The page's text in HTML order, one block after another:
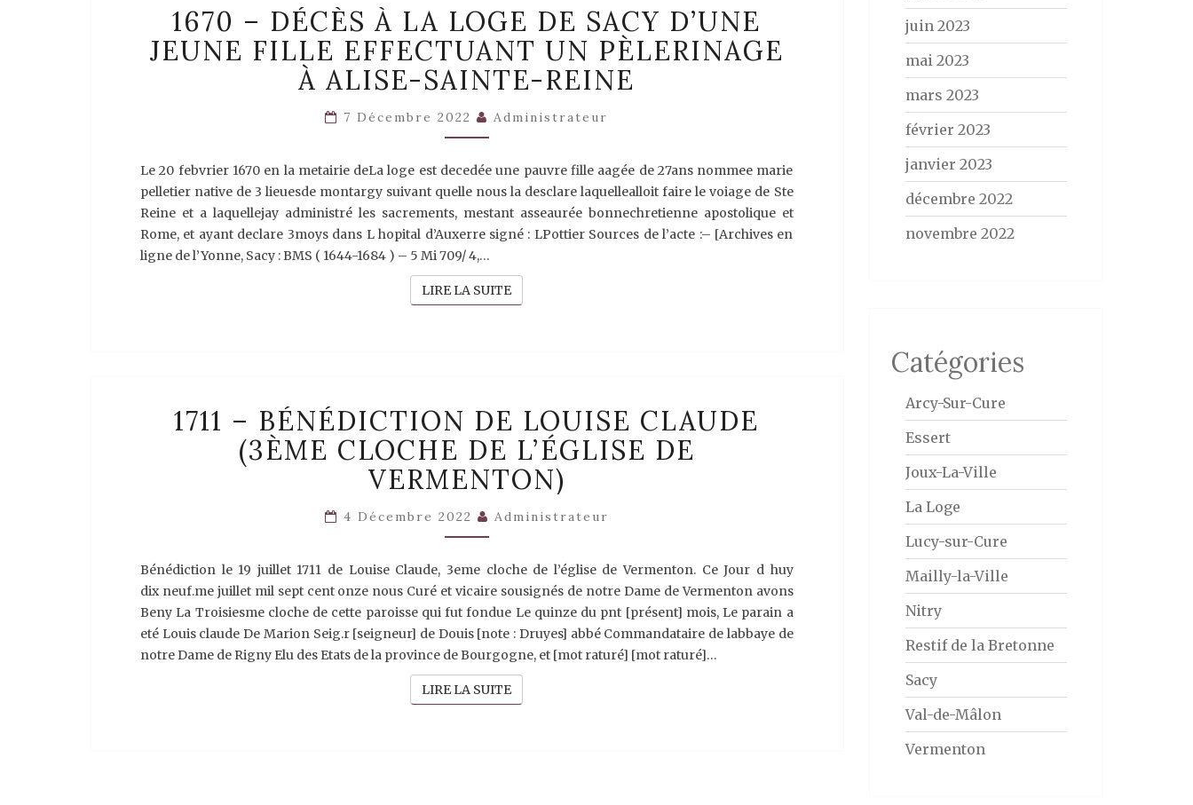
–
DÉCÈS
À
LA
LOGE
SACY
D’UNE
FILLE
EFFECTUANT
UN
PÈLERINAGE
À
ALISE-
SAINTE-
REINE
1670 – DÉCÈS À LA LOGE DE SACY D’UNE
JEUNE FILLE EFFECTUANT UN PÈLERINAGE
À ALISE-SAINTE-REINE
7 Décembre 2022 Administrateur
Le 20 febvrier 1670 en la metairie deLa loge est decedée une pauvre fille aagée de 27ans nommee marie
pelletier native de 3 lieuesde montargy suivant quelle nous la desclare laquellealloit faire le voiage de Ste
Reine et a laquellejay administré les sacrements, mestant asseaurée bonnechretienne apostolique et
Rome, et ayant declare 3moys dans L hopital d’Auxerre signé : LPottier Sources de l’acte :– [Archives en
ligne de l’Yonne, Sacy : BMS ( 1644-1684 ) – 5 Mi 709/ 4,…
LIRE LA SUITELIRE LA SUITE
–
BÉNÉDICTION
DE
LOUISE
CLAUDE
CLOCHE
DE
DE
VERMENTON)
1711 – BÉNÉDICTION DE LOUISE CLAUDE
(3ÈME CLOCHE DE L’ÉGLISE DE
VERMENTON)
4 Décembre 2022 Administrateur
Bénédiction le 19 juillet 1711 de Louise Claude, 3eme cloche de l’église de Vermenton. Ce Jour d huy
dix neuf.me juillet mil sept cent onze nous Curé et vicaire sousignés de notre Dame de Vermenton avons
Beny La Troisiesme cloche de cette paroisse qui fut fondue Le quinze du pnt [présent] mois, Le parain a
eté Louis claude De Marion Seig.r [seigneur] de Douis [note : Druyes] abbé Commandataire de labbaye de
notre Dame de Rigny Elu des Etats de la province de Bourgogne, et [mot raturé] [mot raturé]…
LIRE LA SUITELIRE LA SUITE
juin 2023
mai 2023
mars 2023
février 2023
janvier 2023
décembre 2022
novembre 2022
Catégories
Arcy-Sur-Cure
Essert
Joux-La-Ville
La Loge
Lucy-sur-Cure
Mailly-la-Ville
Nitry
Restif de la Bretonne
Sacy
Val-de-Mâlon
Vermenton